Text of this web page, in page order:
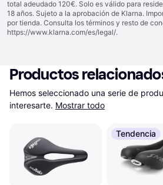
total adeudado 120€. Solo es válido para
18 años. Sujeto a la aprobación de Klarna.
por tienda. Consulta los términos y resto de
https://www.klarna.com/es/legal/.
Productos
Hemos seleccionado una serie de
interesarte. Mostrar todo
Tendencia